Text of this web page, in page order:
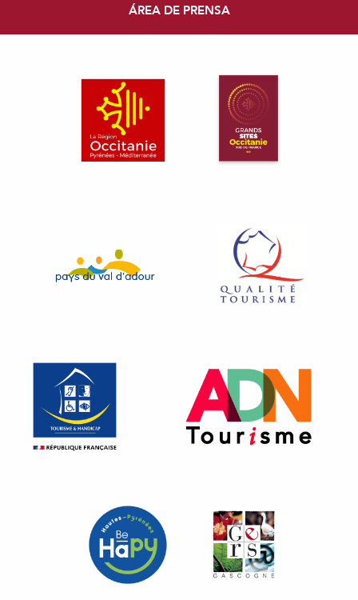
ÁREA DE PRENSA